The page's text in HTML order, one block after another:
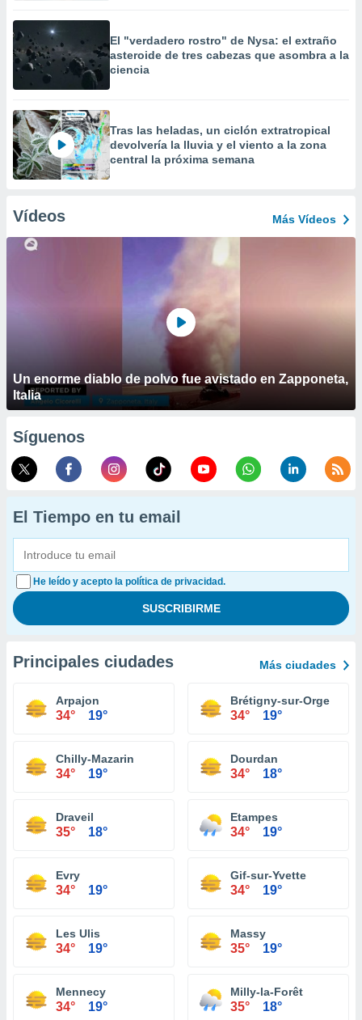
El "verdadero rostro" de Nysa: el extraño
asteroide de tres cabezas que asombra a la
ciencia
Tras las heladas, un ciclón extratropical
devolvería la lluvia y el viento a la zona
central la próxima semana
Vídeos Más Vídeos
Un enorme diablo de polvo fue avistado en Zapponeta,
Italia
Síguenos
El Tiempo en tu email
He leído y acepto la política de privacidad.
Principales ciudades Más ciudades
Arpajon
34° 19°
Brétigny-sur-Orge
34° 19°
Chilly-Mazarin
34° 19°
Dourdan
34° 18°
Draveil
35° 18°
Etampes
34° 19°
Evry
34° 19°
Gif-sur-Yvette
34° 19°
Les Ulis
34° 19°
Massy
35° 19°
Mennecy
34° 19°
Milly-la-Forêt
35° 18°